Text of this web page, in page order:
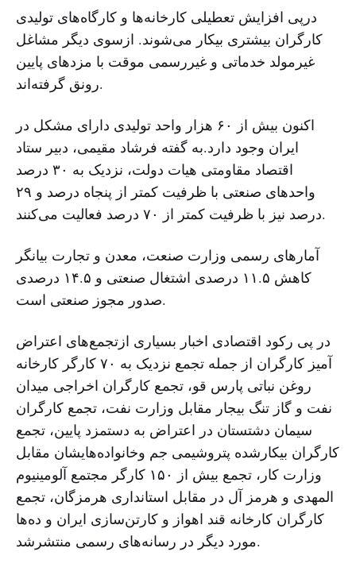
درپی افزایش تعطیلی کارخانه‌ها و کارگاه‌های تولیدی
کارگران بیشتری بیکار می‌شوند. ازسوی دیگر مشاغل
غیرمولد خدماتی و غیررسمی موقت با مزدهای پایین
رونق گرفته‌اند.
اکنون بیش از ۶۰ هزار واحد تولیدی دارای مشکل در
ایران وجود دارد.به گفته فرشاد مقیمی، دبیر ستاد
اقتصاد مقاومتی هیات دولت، نزدیک به ۳۰ درصد
واحد‌های صنعتی با ظرفیت کمتر از پنجاه درصد و ۲۹
درصد نیز با ظرفیت کمتر از ۷۰ درصد فعالیت می‌کنند.
آمارهای رسمی وزارت صنعت، معدن و تجارت بیانگر
کاهش ۱۱.۵ درصدی اشتغال صنعتی و ۱۴.۵ درصدی
صدور مجوز صنعتی است.
در پی رکود اقتصادی اخبار بسیاری ازتجمع‌های اعتراض
آمیز کارگران از جمله تجمع نزدیک به ۷۰ کارگر کارخانه
روغن نباتی پارس قو، تجمع کارگران اخراجی میدان
نفت و گاز تنگ بیجار مقابل وزارت نفت، تجمع کارگران
سیمان دشتستان در اعتراض به دستمزد پایین، تجمع
کارگران بیکارشده پتروشیمی جم وخانواده‌هایشان مقابل
وزارت کار، تجمع بیش از ۱۵۰ کارگر مجتمع آلومینیوم
المهدی و هرمز آل در مقابل استانداری هرمزگان، تجمع
کارگران کارخانه قند اهواز و کارتن‌سازی ایران و ده‌ها
مورد دیگر در رسانه‌های رسمی منتشرشد.